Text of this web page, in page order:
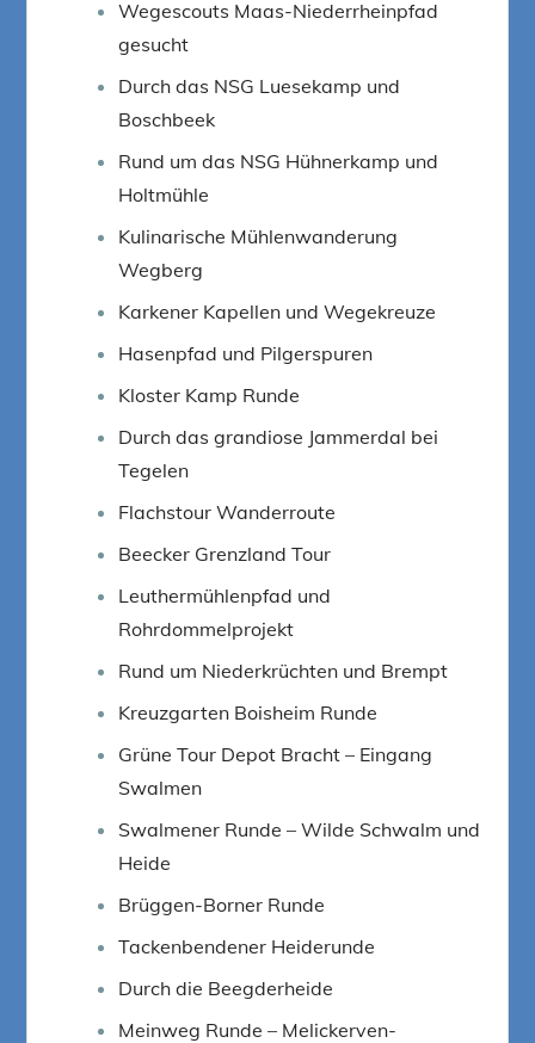
Wegescouts Maas-Niederrheinpfad
gesucht
Durch das NSG Luesekamp und
Boschbeek
Rund um das NSG Hühnerkamp und
Holtmühle
Kulinarische Mühlenwanderung
Wegberg
Karkener Kapellen und Wegekreuze
Hasenpfad und Pilgerspuren
Kloster Kamp Runde
Durch das grandiose Jammerdal bei
Tegelen
Flachstour Wanderroute
Beecker Grenzland Tour
Leuthermühlenpfad und
Rohrdommelprojekt
Rund um Niederkrüchten und Brempt
Kreuzgarten Boisheim Runde
Grüne Tour Depot Bracht – Eingang
Swalmen
Swalmener Runde – Wilde Schwalm und
Heide
Brüggen-Borner Runde
Tackenbendener Heiderunde
Durch die Beegderheide
Meinweg Runde – Melickerven-